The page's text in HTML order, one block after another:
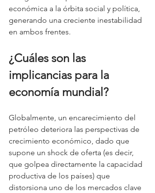
económica a la órbita social y política,
generando una creciente inestabilidad
en ambos frentes.
¿Cuáles son las
implicancias para la
economía mundial?
Globalmente, un encarecimiento del
petróleo deteriora las perspectivas de
crecimiento económico, dado que
supone un shock de oferta (es decir,
que golpea directamente la capacidad
productiva de los países) que
distorsiona uno de los mercados clave